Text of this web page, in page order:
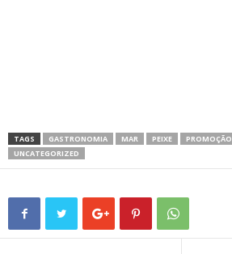
TAGS GASTRONOMIA MAR PEIXE PROMOÇÃO
UNCATEGORIZED